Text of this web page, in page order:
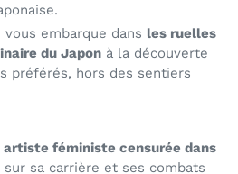
.
vous embarque dans les ruelles
du Japon à la découverte
préférés, hors des sentiers
artiste féministe censurée dans
sur sa carrière et ses combats